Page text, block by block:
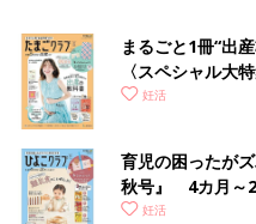
まるごと1冊“出
〈スペシャル大
妊活
育児の困ったが
秋号』 4カ月～2
いっぱい！
妊活